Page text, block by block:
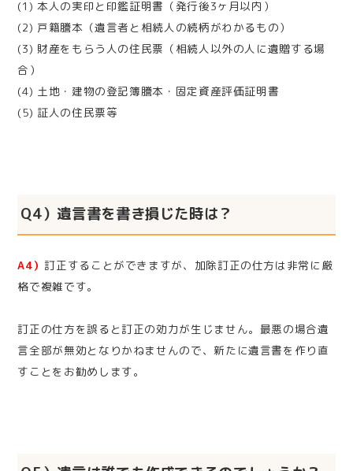
(1) 本人の実印と印鑑証明書（発行後3ヶ月以内）
(2) 戸籍謄本（遺言者と相続人の続柄がわかるもの）
(3) 財産をもらう人の住民票（相続人以外の人に遺贈する場
合）
(4) 土地・建物の登記簿謄本・固定資産評価証明書
(5) 証人の住民票等
Q4）遺言書を書き損じた時は？
A4） 訂正することができますが、加除訂正の仕方は非常に厳
格で複雑です。
訂正の仕方を誤ると訂正の効力が生じません。最悪の場合遺
言全部が無効となりかねませんので、新たに遺言書を作り直
すことをお勧めします。